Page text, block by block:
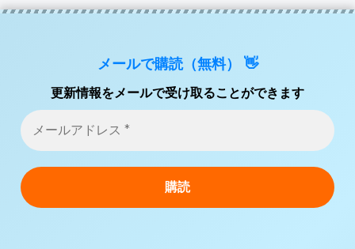
メールで購読（無料） 👋
更新情報をメールで受け取ることができます